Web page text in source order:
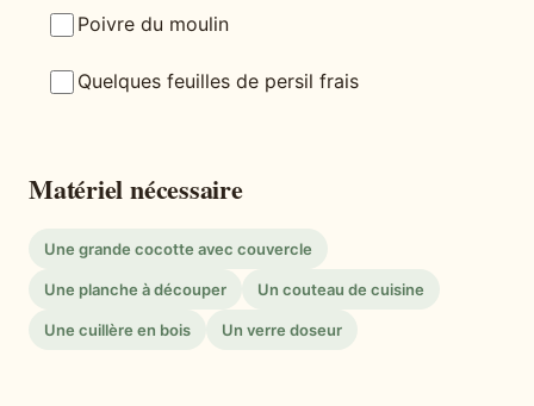
Poivre du moulin
Quelques feuilles de persil frais
Matériel nécessaire
Une grande cocotte avec couvercle
Une planche à découper Un couteau de cuisine
Une cuillère en bois Un verre doseur